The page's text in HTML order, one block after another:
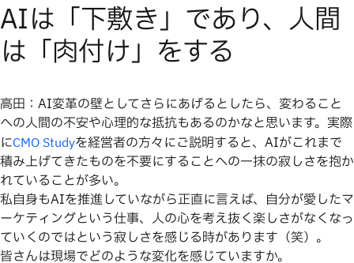
AIは「下敷き」であり、人間
は「肉付け」をする
高田：AI変革の壁としてさらにあげるとしたら、変わること
への人間の不安や心理的な抵抗もあるのかなと思います。実際
にCMO Studyを経営者の方々にご説明すると、AIがこれまで
積み上げてきたものを不要にすることへの一抹の寂しさを抱か
れていることが多い。
私自身もAIを推進していながら正直に言えば、自分が愛したマ
ーケティングという仕事、人の心を考え抜く楽しさがなくなっ
ていくのではという寂しさを感じる時があります（笑）。
皆さんは現場でどのような変化を感じていますか。